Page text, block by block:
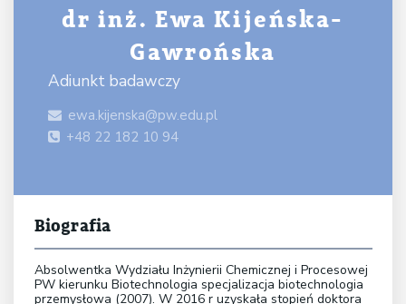
dr inż. Ewa Kijeńska-
Gawrońska
Adiunkt badawczy
ewa.kijenska@pw.edu.pl
+48 22 182 10 94
Biografia
Absolwentka Wydziału Inżynierii Chemicznej i Procesowej
PW kierunku Biotechnologia specjalizacja biotechnologia
przemysłowa (2007). W 2016 r uzyskała stopień doktora